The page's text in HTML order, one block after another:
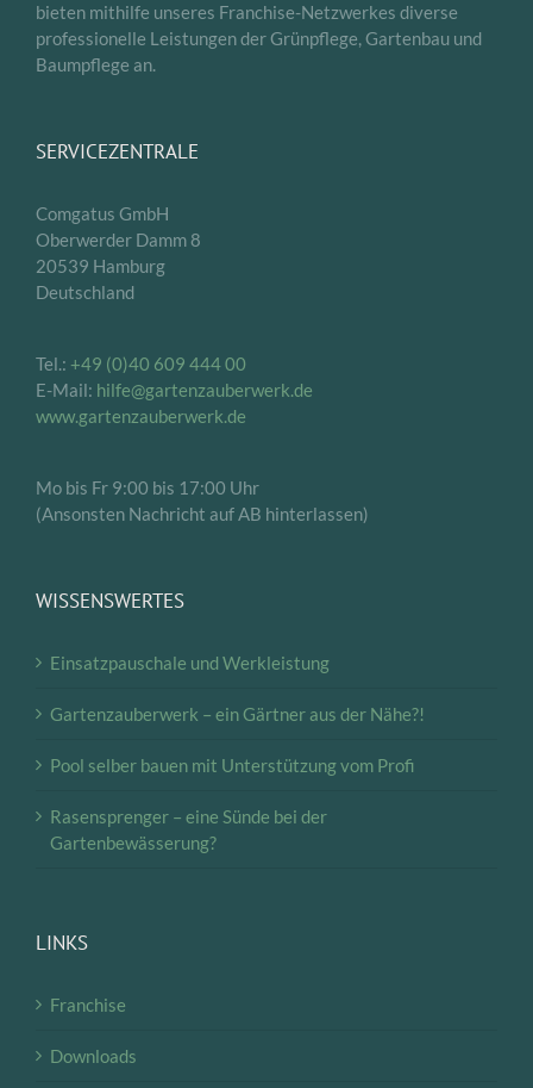
bieten mithilfe unseres Franchise-Netzwerkes diverse
professionelle Leistungen der Grünpflege, Gartenbau und
Baumpflege an.
SERVICEZENTRALE
Comgatus GmbH
Oberwerder Damm 8
20539 Hamburg
Deutschland
Tel.: +49 (0)40 609 444 00
E-Mail: hilfe@gartenzauberwerk.de
www.gartenzauberwerk.de
Mo bis Fr 9:00 bis 17:00 Uhr
(Ansonsten Nachricht auf AB hinterlassen)
WISSENSWERTES
Einsatzpauschale und Werkleistung
Gartenzauberwerk – ein Gärtner aus der Nähe?!
Pool selber bauen mit Unterstützung vom Profi
Rasensprenger – eine Sünde bei der
Gartenbewässerung?
LINKS
Franchise
Downloads